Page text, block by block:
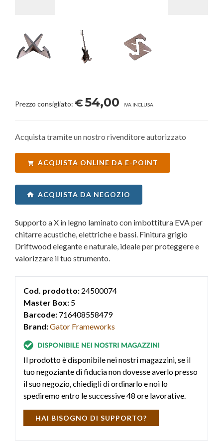
Prezzo consigliato: €54,00 IVA INCLUSA
Acquista tramite un nostro rivenditore autorizzato
ACQUISTA ONLINE DA E-POINT
ACQUISTA DA NEGOZIO
Supporto a X in legno laminato con imbottitura EVA per
chitarre acustiche, elettriche e bassi. Finitura grigio
Driftwood elegante e naturale, ideale per proteggere e
valorizzare il tuo strumento.
Cod. prodotto: 24500074
Master Box: 5
Barcode: 716408558479
Brand:Gator Frameworks
Il prodotto è disponibile nei nostri magazzini, se il
tuo negoziante di fiducia non dovesse averlo presso
il suo negozio, chiedigli di ordinarlo e noi lo
spediremo entro le successive 48 ore lavorative.
HAI BISOGNO DI SUPPORTO?